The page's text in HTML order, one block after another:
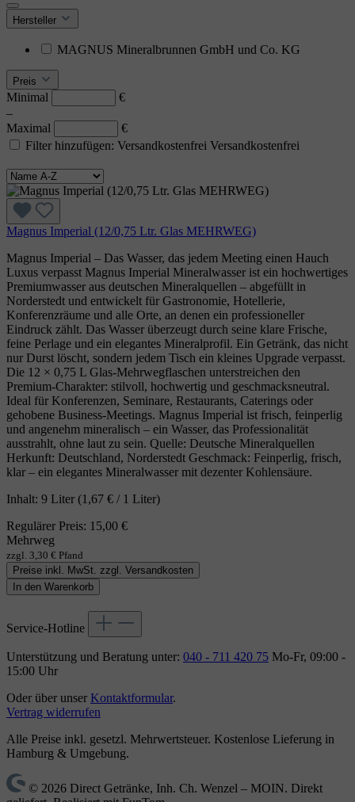
Hersteller
MAGNUS Mineralbrunnen GmbH und Co. KG
Preis
Minimal
€
–
Maximal
€
Filter hinzufügen: Versandkostenfrei Versandkostenfrei
Magnus Imperial (12/0,75 Ltr. Glas MEHRWEG)
Magnus Imperial – Das Wasser, das jedem Meeting einen Hauch
Luxus verpasst Magnus Imperial Mineralwasser ist ein hochwertiges
Premiumwasser aus deutschen Mineralquellen – abgefüllt in
Norderstedt und entwickelt für Gastronomie, Hotellerie,
Konferenzräume und alle Orte, an denen ein professioneller
Eindruck zählt. Das Wasser überzeugt durch seine klare Frische,
feine Perlage und ein elegantes Mineralprofil. Ein Getränk, das nicht
nur Durst löscht, sondern jedem Tisch ein kleines Upgrade verpasst.
Die 12 × 0,75 L Glas‑Mehrwegflaschen unterstreichen den
Premium‑Charakter: stilvoll, hochwertig und geschmacksneutral.
Ideal für Konferenzen, Seminare, Restaurants, Caterings oder
gehobene Business‑Meetings. Magnus Imperial ist frisch, feinperlig
und angenehm mineralisch – ein Wasser, das Professionalität
ausstrahlt, ohne laut zu sein. Quelle: Deutsche Mineralquellen
Herkunft: Deutschland, Norderstedt Geschmack: Feinperlig, frisch,
klar – ein elegantes Mineralwasser mit dezenter Kohlensäure.
Inhalt: 9 Liter (1,67 € / 1 Liter)
Regulärer Preis: 15,00 €
Mehrweg
zzgl. 3,30 € Pfand
Preise inkl. MwSt. zzgl. Versandkosten
In den Warenkorb
Service-Hotline
Unterstützung und Beratung unter: 040 - 711 420 75 Mo-Fr, 09:00 -
15:00 Uhr
Oder über unser Kontaktformular.
Vertrag widerrufen
Alle Preise inkl. gesetzl. Mehrwertsteuer. Kostenlose Lieferung in
Hamburg & Umgebung.
© 2026 Direct Getränke, Inh. Ch. Wenzel – MOIN. Direkt